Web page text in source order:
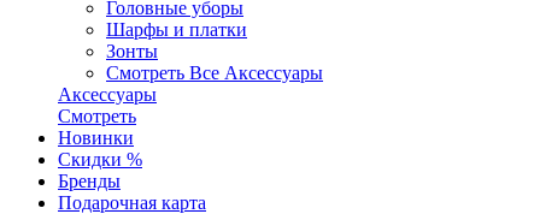
Головные уборы
Шарфы и платки
Зонты
Смотреть Все Аксессуары
Аксессуары
Смотреть
Новинки
Скидки %
Бренды
Подарочная карта